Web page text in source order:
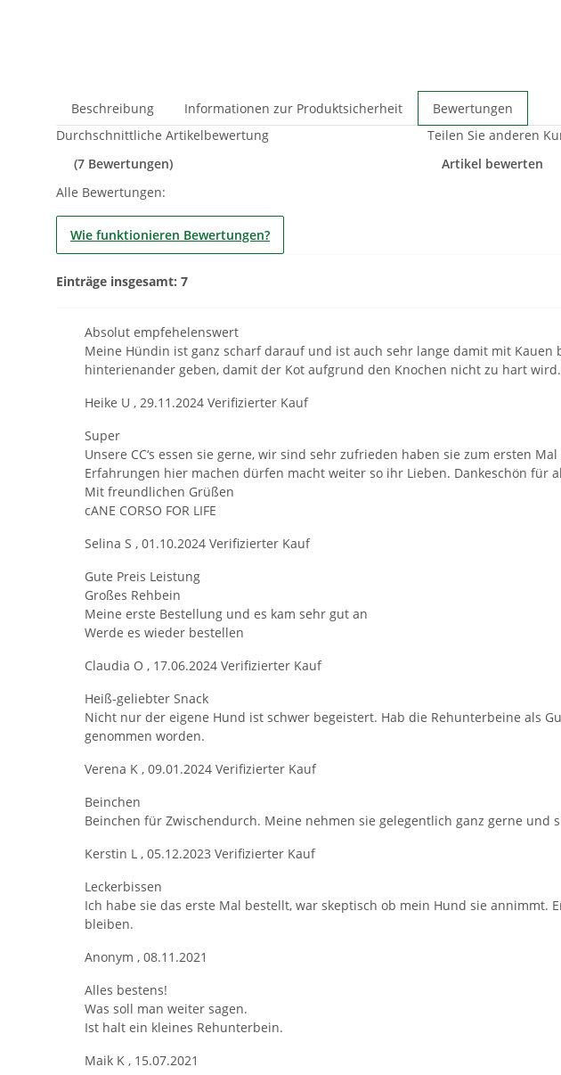
Beschreibung Informationen zur Produktsicherheit
Bewertungen
Durchschnittliche Artikelbewertung
(7 Bewertungen)
Teilen Sie anderen
Artikel bewerten
Alle Bewertungen:
Wie funktionieren Bewertungen?
Einträge insgesamt: 7
Absolut empfehelenswert
Meine Hündin ist ganz scharf darauf und ist auch sehr lange damit mit
hinterienander geben, damit der Kot aufgrund den Knochen nicht zu hart wird.
Heike U , 29.11.2024 Verifizierter Kauf
Super
Unsere CC‘s essen sie gerne, wir sind sehr zufrieden haben sie zum ersten
Erfahrungen hier machen dürfen macht weiter so ihr Lieben. Dankeschön für
Mit freundlichen Grüßen
cANE CORSO FOR LIFE
Selina S , 01.10.2024 Verifizierter Kauf
Gute Preis Leistung
Großes Rehbein
Meine erste Bestellung und es kam sehr gut an
Werde es wieder bestellen
Claudia O , 17.06.2024 Verifizierter Kauf
Heiß-geliebter Snack
Nicht nur der eigene Hund ist schwer begeistert. Hab die Rehunterbeine als
genommen worden.
Verena K , 09.01.2024 Verifizierter Kauf
Beinchen
Beinchen für Zwischendurch. Meine nehmen sie gelegentlich ganz gerne und
Kerstin L , 05.12.2023 Verifizierter Kauf
Leckerbissen
Ich habe sie das erste Mal bestellt, war skeptisch ob mein Hund sie
bleiben.
Anonym , 08.11.2021
Alles bestens!
Was soll man weiter sagen.
Ist halt ein kleines Rehunterbein.
Maik K , 15.07.2021